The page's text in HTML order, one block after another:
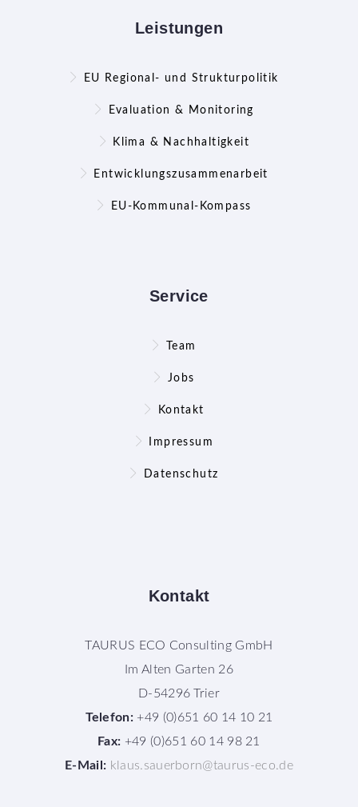
Leistungen
EU Regional- und Strukturpolitik
Evaluation & Monitoring
Klima & Nachhaltigkeit
Entwicklungszusammenarbeit
EU-Kommunal-Kompass
Service
Team
Jobs
Kontakt
Impressum
Datenschutz
Kontakt
TAURUS ECO Consulting GmbH
Im Alten Garten 26
D-54296 Trier
Telefon: +49 (0)651 60 14 10 21
Fax: +49 (0)651 60 14 98 21
E-Mail: klaus.sauerborn@taurus-eco.de